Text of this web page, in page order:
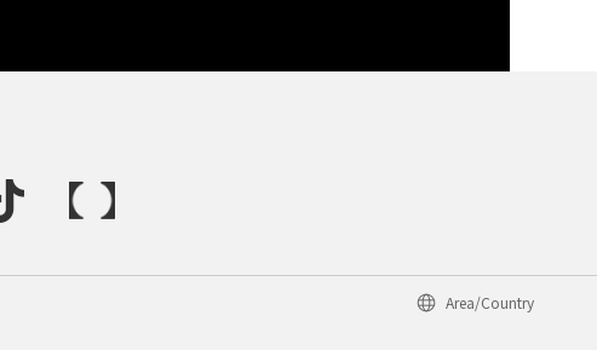
Area/Country